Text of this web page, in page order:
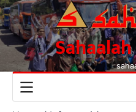
Skip
to
content